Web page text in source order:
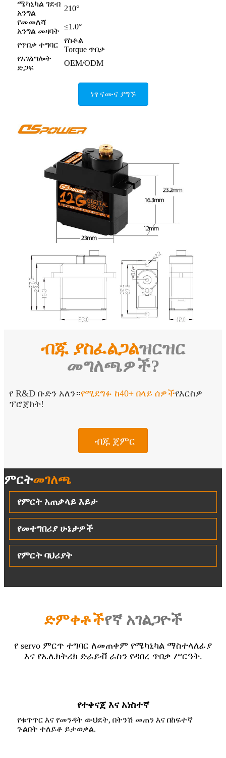
ሜካኒካል ገደብ
አንግል
210°
የመመለሻ
አንግል መዛባት
≤1.0°
የጥበቃ ተግባር
የስቶል
Torque ጥበቃ
የአገልግሎት
ድጋፍ
OEM/ODM
ነፃ ናሙና ያግኙ
ብጁ ያስፈልጋልዝርዝር
መግለጫዎች?
የ R&D ቡድን አለን።የሚደግፉ ከ40+ በላይ ሰዎችየእርስዎ
ፕሮጀክት!
ብጁ ጀምር
ምርትመገለጫ
የምርት አጠቃላይ እይታ
የመተግበሪያ ሁኔታዎች
የምርት ባህሪያት
ድምቀቶችየኛ አገልጋዮች
የ servo ምርጥ ተግባር ለመጠቀም የሜካኒካል ማስተላለፊያ
እና የኤሌክትሪክ ድራይቭ ራስን የዳበረ ጥበቃ ሥርዓት.
የተቀናጀ እና አነስተኛ
የቁጥጥር እና የመንዳት ውህደት, በትንሽ መጠን እና በከፍተኛ
ጉልበት ተለይቶ ይታወቃል.